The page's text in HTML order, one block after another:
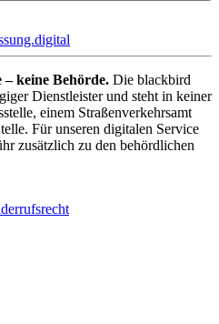
keine Behörde. Die blackbird
Dienstleister und steht in keiner
einem Straßenverkehrsamt
Für unseren digitalen Service
zusätzlich zu den behördlichen